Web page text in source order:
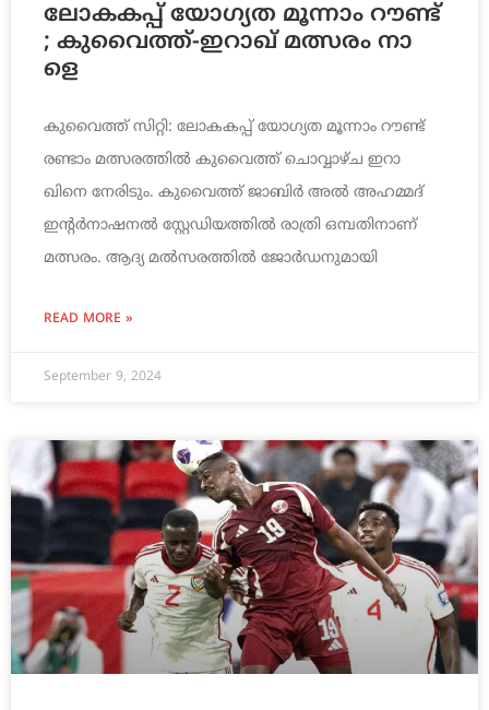
ലോ​ക​ക​പ്പ് യോ​ഗ്യ​ത മൂന്നാം റൗണ്ട്
; കു​വൈ​ത്ത്-​ഇ​റാ​ഖ് മ​ത്സ​രം നാ​
ളെ
കുവൈത്ത് സിറ്റി: ലോകകപ്പ് യോഗ്യത മൂന്നാം റൗണ്ട്
രണ്ടാം മത്സരത്തിൽ കുവൈത്ത് ചൊവ്വാഴ്ച ഇറാ
ഖിനെ നേരിടും. കുവൈത്ത് ജാബിർ അൽ അഹമ്മദ്
ഇന്റർനാഷനൽ സ്റ്റേഡിയത്തിൽ രാത്രി ഒമ്പതിനാണ്
മത്സരം. ആദ്യ മൽസരത്തിൽ ജോർഡനുമായി
READ MORE »
September 9, 2024